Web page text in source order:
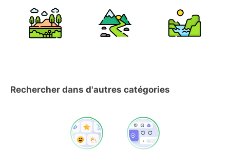
Rechercher dans d'autres catégories